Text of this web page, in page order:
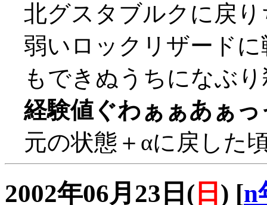
北グスタブルクに戻
弱いロックリザード
もできぬうちになぶ
経験値ぐわぁぁあぁ
元の状態＋αに戻した
2002年06月23日( 日 ) [n